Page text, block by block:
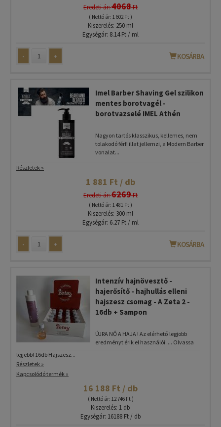
Eredeti ár:4068Ft
( Nettó ár: 1 602 Ft )
Kiszerelés: 250 ml
Egységár: 8.14 Ft / ml
- + KOSÁRBA
Imel Barber Shaving Gel szilikon
mentes borotvagél -
borotvazselé IMEL Athén
Nagyon tartós klasszikus, kellemes, nem
tolakodó férfi illat jellemzi, a Modern Barber
vonalat...
Részletek »
1 881 Ft / db
Eredeti ár:6269Ft
( Nettó ár: 1 481 Ft )
Kiszerelés: 300 ml
Egységár: 6.27 Ft / ml
- + KOSÁRBA
Intenzív hajnövesztő -
hajerősítő - hajhullás elleni
hajszesz csomag - A Zeta 2 -
16db + Sampon
ÚJRA NŐ A HAJA ! Az elérhető legjobb
eredményt érik el használói .... Olvassa
lejjebb! 16db Hajszesz...
Részletek »
Kapcsolódó termék »
16 188 Ft / db
( Nettó ár: 12 746 Ft )
Kiszerelés: 1 db
Egységár: 16188 Ft / db